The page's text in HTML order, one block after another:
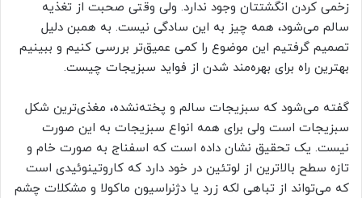
زخمی کردن انگشتتان وجود ندارد. ولی وقتی صحبت از تغذیه
سالم می‌شود، همه چیز به این سادگی نیست. به همبن دلیل
تصمیم گرفتیم این موضوع را کمی عمیق‌تر بررسی کنیم و ببینیم
بهترین راه برای بهره‌مند شدن از فواید سبزیجات چیست.
گفته می‌شود که سبزیجات سالم و پخته‌نشده، مغذی‌ترین شکل
سبزیجات است ولی برای همه انواع سبزیجات به این صورت
نیست. یک تحقیق نشان داده است که اسفناج به صورت خام و
تازه سطح بالاترین از لوتئین در خود دارد که کاروتینوئيدی است
که می‌تواند از تباهی لکه زرد یا دژنراسیون ماکولا و مشکلات چشم